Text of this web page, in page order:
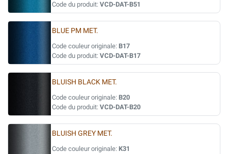
Code du produit: VCD-DAT-B51
BLUE PM MET.
Code couleur originale: B17
Code du produit: VCD-DAT-B17
BLUISH BLACK MET.
Code couleur originale: B20
Code du produit: VCD-DAT-B20
BLUISH GREY MET.
Code couleur originale: K31